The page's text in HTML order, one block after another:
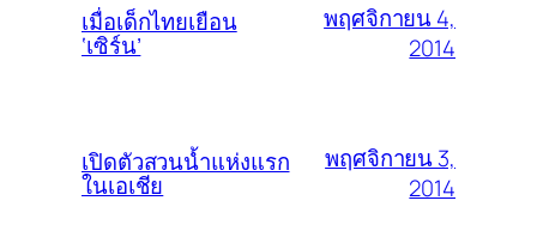
เมื่อเด็กไทยเยือน
‘เซิร์น’
พฤศจิกายน 4,
2014
เปิดตัวสวนน้ำแห่งแรก
ในเอเชีย
พฤศจิกายน 3,
2014